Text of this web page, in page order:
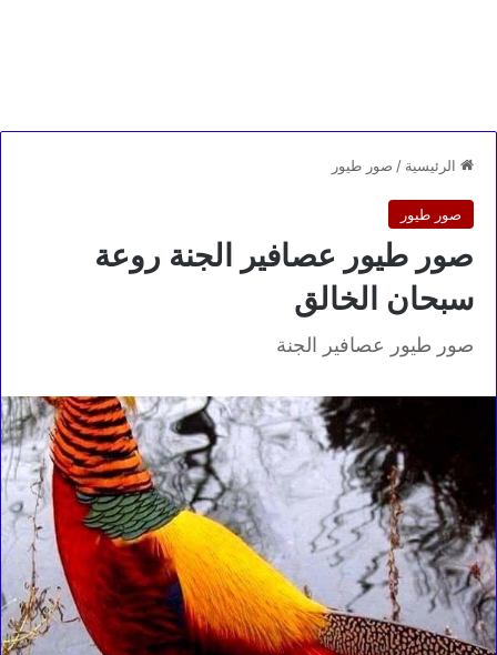
الرئيسية / صور طيور
صور طيور
صور طيور عصافير الجنة روعة
سبحان الخالق
صور طيور عصافير الجنة